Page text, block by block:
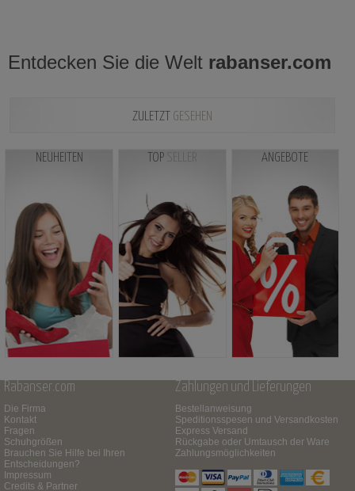
Entdecken Sie die Welt rabanser.com
ZULETZT GESEHEN
NEUHEITEN TOP SELLER ANGEBOTE
Rabanser.com
Die Firma
Kontakt
Fragen
Schuhgrößen
Brauchen Sie Hilfe bei Ihren
Entscheidungen?
Impressum
Credits & Partner
Zahlungen und Lieferungen
Bestellanweisung
Speditionsspesen und Versandkosten
Express Versand
Rückgabe oder Umtausch der Ware
Zahlungsmöglichkeiten